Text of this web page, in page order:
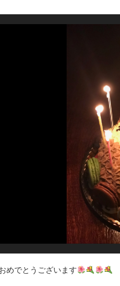
めでとうございます